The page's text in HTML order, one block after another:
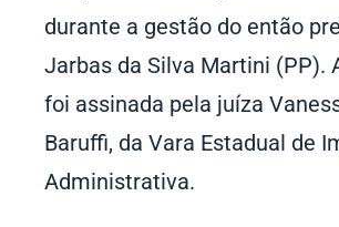
durante a gestão do então
Jarbas da Silva Martini (PP).
foi assinada pela juíza
Baruffi, da Vara Estadual de
Administrativa.